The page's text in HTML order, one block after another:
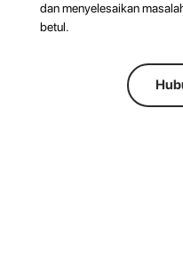
dan menyelesaikan
betul.